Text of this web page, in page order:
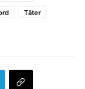
Täter